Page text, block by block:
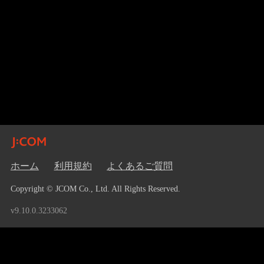
ホーム 利用規約 よくあるご質問
Copyright © JCOM Co., Ltd. All Rights Reserved.
v9.10.0.3233062